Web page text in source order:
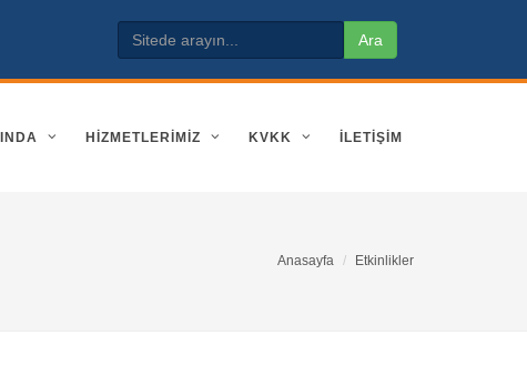
HİZMETLERİMİZ KVKK İLETIŞIM
Anasayfa Etkinlikler